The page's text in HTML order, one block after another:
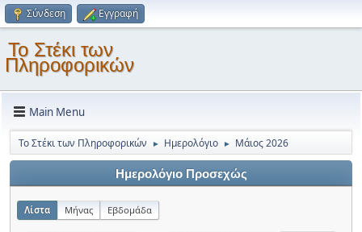
Σύνδεση Εγγραφή
Το Στέκι των
Πληροφορικών
Main Menu
Το Στέκι των Πληροφορικών ► Ημερολόγιο ► Μάιος 2026
Ημερολόγιο Προσεχώς
Λίστα Μήνας Εβδομάδα